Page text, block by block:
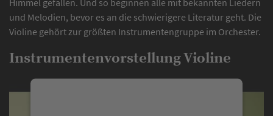
und Melodien, bevor es an die schwierigere Literatur geht. Die
Violine gehört zur größten Instrumentengruppe im Orchester.
Instrumentenvorstellung Violine